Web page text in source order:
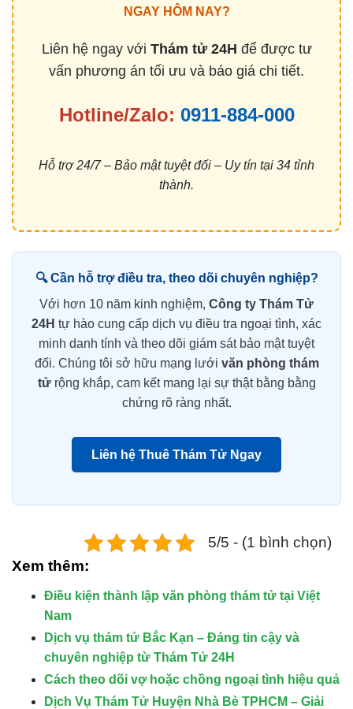
NGAY HÔM NAY?
Liên hệ ngay với Thám tử 24H để được tư
vấn phương án tối ưu và báo giá chi tiết.
Hotline/Zalo: 0911-884-000
Hỗ trợ 24/7 – Bảo mật tuyệt đối – Uy tín tại 34 tỉnh
thành.
🔍 Cần hỗ trợ điều tra, theo dõi chuyên nghiệp?
Với hơn 10 năm kinh nghiệm, Công ty Thám Tử
24H tự hào cung cấp dịch vụ điều tra ngoại tình, xác
minh danh tính và theo dõi giám sát bảo mật tuyệt
đối. Chúng tôi sở hữu mạng lưới văn phòng thám
tửrộng khắp, cam kết mang lại sự thật bằng bằng
chứng rõ ràng nhất.
Liên hệ Thuê Thám Tử Ngay
5/5 - (1 bình chọn)
Xem thêm:
Điều kiện thành lập văn phòng thám tử tại Việt
Nam
Dịch vụ thám tử Bắc Kạn – Đáng tin cậy và
chuyên nghiệp từ Thám Tử 24H
Cách theo dõi vợ hoặc chồng ngoại tình hiệu quả
Dịch Vụ Thám Tử Huyện Nhà Bè TPHCM – Giải